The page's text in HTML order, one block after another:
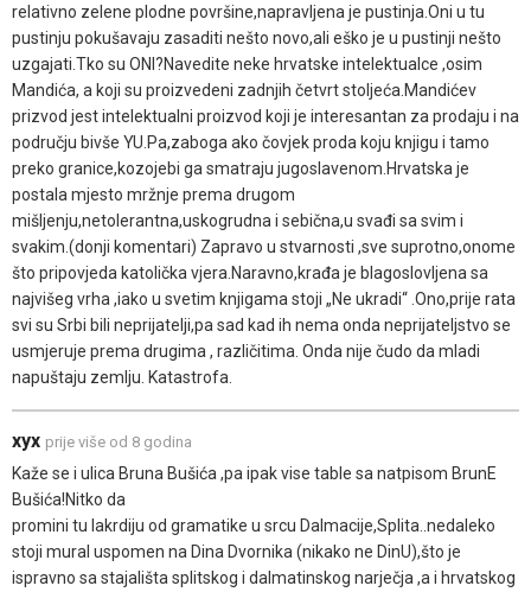
relativno zelene plodne površine,napravljena je pustinja.Oni u tu
pustinju pokušavaju zasaditi nešto novo,ali eško je u pustinji nešto
uzgajati.Tko su ONI?Navedite neke hrvatske intelektualce ,osim
Mandića, a koji su proizvedeni zadnjih četvrt stoljeća.Mandićev
prizvod jest intelektualni proizvod koji je interesantan za prodaju i na
području bivše YU.Pa,zaboga ako čovjek proda koju knjigu i tamo
preko granice,kozojebi ga smatraju jugoslavenom.Hrvatska je
postala mjesto mržnje prema drugom
mišljenju,netolerantna,uskogrudna i sebična,u svađi sa svim i
svakim.(donji komentari) Zapravo u stvarnosti ,sve suprotno,onome
što pripovjeda katolička vjera.Naravno,krađa je blagoslovljena sa
najvišeg vrha ,iako u svetim knjigama stoji „Ne ukradi“ .Ono,prije rata
svi su Srbi bili neprijatelji,pa sad kad ih nema onda neprijateljstvo se
usmjeruje prema drugima , različitima. Onda nije čudo da mladi
napuštaju zemlju. Katastrofa.
xyx prije više od 8 godina
Kaže se i ulica Bruna Bušića ,pa ipak vise table sa natpisom BrunE
Bušića!Nitko da
promini tu lakrdiju od gramatike u srcu Dalmacije,Splita..nedaleko
stoji mural uspomen na Dina Dvornika (nikako ne DinU),što je
ispravno sa stajališta splitskog i dalmatinskog narječja ,a i hrvatskog